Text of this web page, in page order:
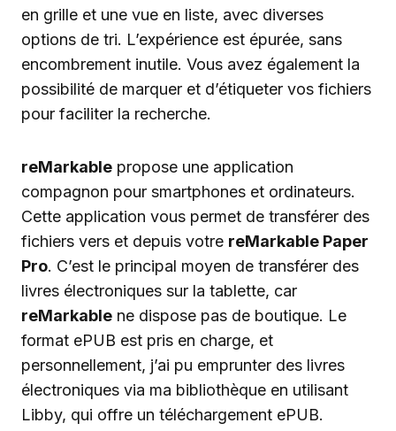
en grille et une vue en liste, avec diverses
options de tri. L’expérience est épurée, sans
encombrement inutile. Vous avez également la
possibilité de marquer et d’étiqueter vos fichiers
pour faciliter la recherche.
reMarkable propose une application
compagnon pour smartphones et ordinateurs.
Cette application vous permet de transférer des
fichiers vers et depuis votre reMarkable Paper
Pro. C’est le principal moyen de transférer des
livres électroniques sur la tablette, car
reMarkable ne dispose pas de boutique. Le
format ePUB est pris en charge, et
personnellement, j’ai pu emprunter des livres
électroniques via ma bibliothèque en utilisant
Libby, qui offre un téléchargement ePUB.